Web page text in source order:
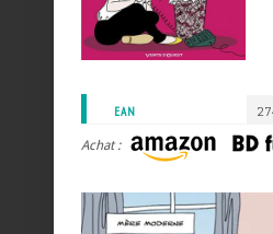
EAN
Achat :